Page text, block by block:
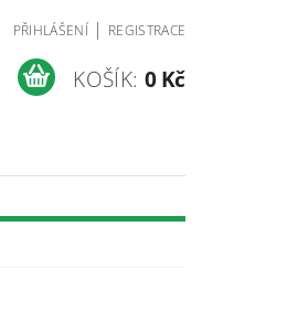
PŘIHLÁŠENÍ | REGISTRACE
KOŠÍK: 0 Kč